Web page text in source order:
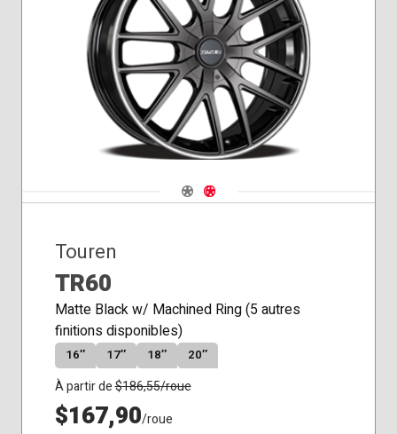
Siège
conique
Navigate 1
Navigate 2
Touren
TR60
Matte Black w/ Machined Ring (5 autres
finitions disponibles)
16″ 17″ 18″ 20″
À partir de$186,55/roue
$167,90/roue